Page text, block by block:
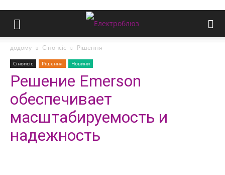
додому Сінопсіс Рішення
Сінопсіс Рішення Новини
Решение Emerson
обеспечивает
масштабируемость и
надежность